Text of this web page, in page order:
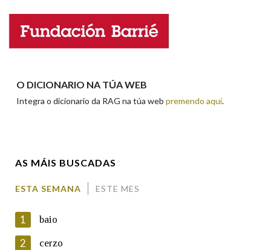
Nome
O DICIONARIO NA TÚA WEB
Integra o dicionario da RAG na túa web premendo aquí.
AS MÁIS BUSCADAS
ESTA SEMANA ESTE MES
1 baio
2 cerzo